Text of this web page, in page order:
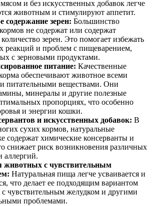
и без искусственных добавок легче
животным и стимулируют аппетит.
зерен: Большинство
не содержат или содержат
зерен. Это помогает избежать
реакций и проблем с пищеварением,
с зерновыми продуктами.
питание: Качественные
обеспечивают животное всеми
питательными веществами. Они
минералы и другие полезные
пропорциях, что особенно
и энергии кошки.
и искусственных добавок: В
сухих кормов, натуральные
содержат химические консерванты и
снижает риск возникновения различных
аллергий.
животных с чувствительным
Натуральная пища легче усваивается и
что делает ее подходящим вариантом
с чувствительным желудком и другими
проблемами.